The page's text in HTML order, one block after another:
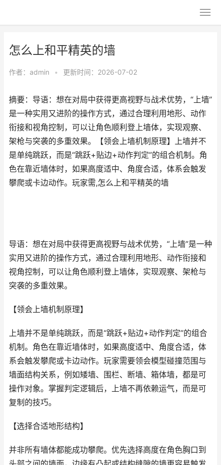
怎么上和平精英的墙
作者： admin • 更新时间：2026-07-02
摘要：导语：想在对局中获得更高视野与战术优势，“上墙”
是一种实用又进阶的操作方式，通过合理利用地形、动作
衔接和视角控制，可以让角色顺利登上墙体，实现观察、
架枪与突袭的多重效果。【领会上墙机制原理】上墙并不
是单纯跳跃，而是“跳跃+贴边+动作判定”的组合机制。角
色在靠近墙体时，如果高度适中、角度合适，体系会触发
攀爬或卡边动作。玩家需,怎么上和平精英的墙
导语：想在对局中获得更高视野与战术优势，“上墙”是一种
实用又进阶的操作方式，通过合理利用地形、动作衔接和
视角控制，可以让角色顺利登上墙体，实现观察、架枪与
突袭的多重效果。
【领会上墙机制原理】
上墙并不是单纯跳跃，而是“跳跃+贴边+动作判定”的组合
机制。角色在靠近墙体时，如果高度适中、角度合适，体
系会触发攀爬或卡边动作。玩家需要领会模型碰撞范围与
墙面结构关系，例如矮墙、围栏、断墙、箱体墙，都是可
操作对象。掌握判定逻辑后，上墙不再依赖运气，而是可
复制的技巧。
【选择合适地形结构】
并非所有墙体都能成功攀爬。优先选择高度在角色胸口到